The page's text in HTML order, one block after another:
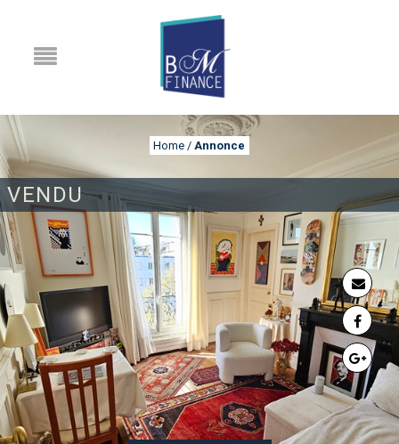
VENDU
Home / Annonce
ANNONCE